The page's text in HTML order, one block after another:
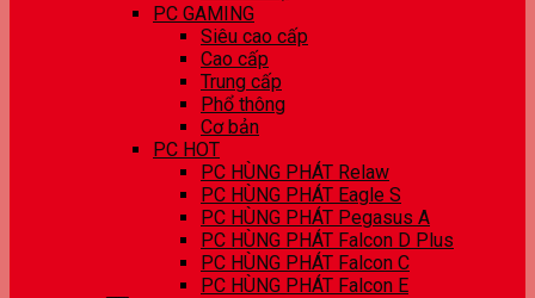
PC GAMING
Siêu cao cấp
Cao cấp
Trung cấp
Phổ thông
Cơ bản
PC HOT
PC HÙNG PHÁT Relaw
PC HÙNG PHÁT Eagle S
PC HÙNG PHÁT Pegasus A
PC HÙNG PHÁT Falcon D Plus
PC HÙNG PHÁT Falcon C
PC HÙNG PHÁT Falcon E